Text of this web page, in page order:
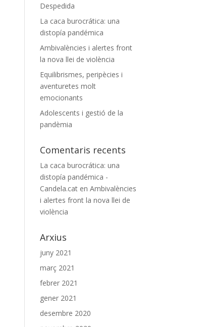
Despedida
La caca burocrática: una
distopía pandémica
Ambivalències i alertes front
la nova llei de violència
Equilibrismes, peripècies i
aventuretes molt
emocionants
Adolescents i gestió de la
pandèmia
Comentaris recents
La caca burocrática: una
distopía pandémica -
Candela.cat enAmbivalències
i alertes front la nova llei de
violència
Arxius
juny 2021
març 2021
febrer 2021
gener 2021
desembre 2020